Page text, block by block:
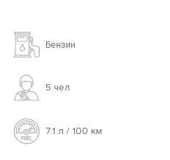
Бензин
5 чел
7.1 л / 100 км